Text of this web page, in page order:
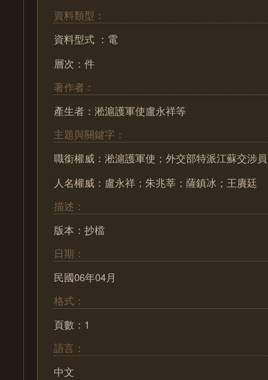
資料類型：
資料型式 ：電
層次：件
著作者：
產生者：淞滬護軍使盧永祥等
主題與關鍵字：
職銜權威：淞滬護軍使；外交部特派江蘇交涉員
人名權威：盧永祥；朱兆莘；薩鎮冰；王賡廷
描述：
版本：抄檔
日期：
民國06年04月
格式：
頁數：1
語言：
中文